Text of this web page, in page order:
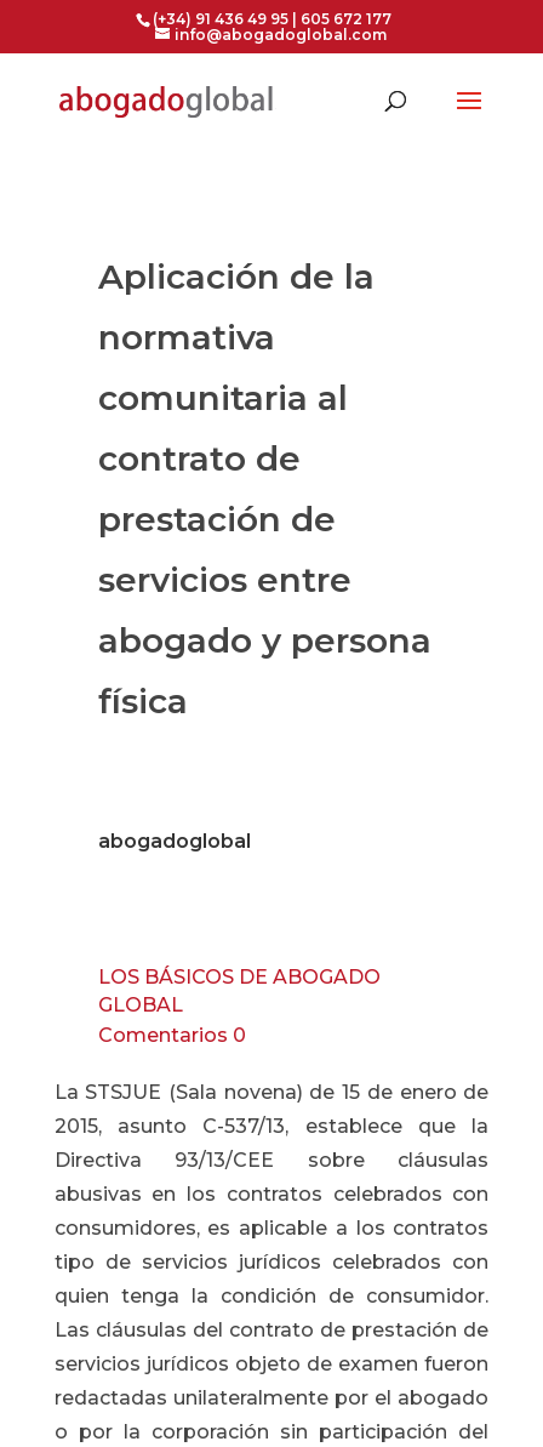
(+34) 91 436 49 95 | 605 672 177
info@abogadoglobal.com
Aplicación de la
normativa
comunitaria al
contrato de
prestación de
servicios entre
abogado y persona
física
abogadoglobal
LOS BÁSICOS DE ABOGADO
GLOBAL
Comentarios 0
La STSJUE (Sala novena) de 15 de enero de
2015, asunto C-537/13, establece que la
Directiva 93/13/CEE sobre cláusulas
abusivas en los contratos celebrados con
consumidores, es aplicable a los contratos
tipo de servicios jurídicos celebrados con
quien tenga la condición de consumidor.
Las cláusulas del contrato de prestación de
servicios jurídicos objeto de examen fueron
redactadas unilateralmente por el abogado
o por la corporación sin participación del